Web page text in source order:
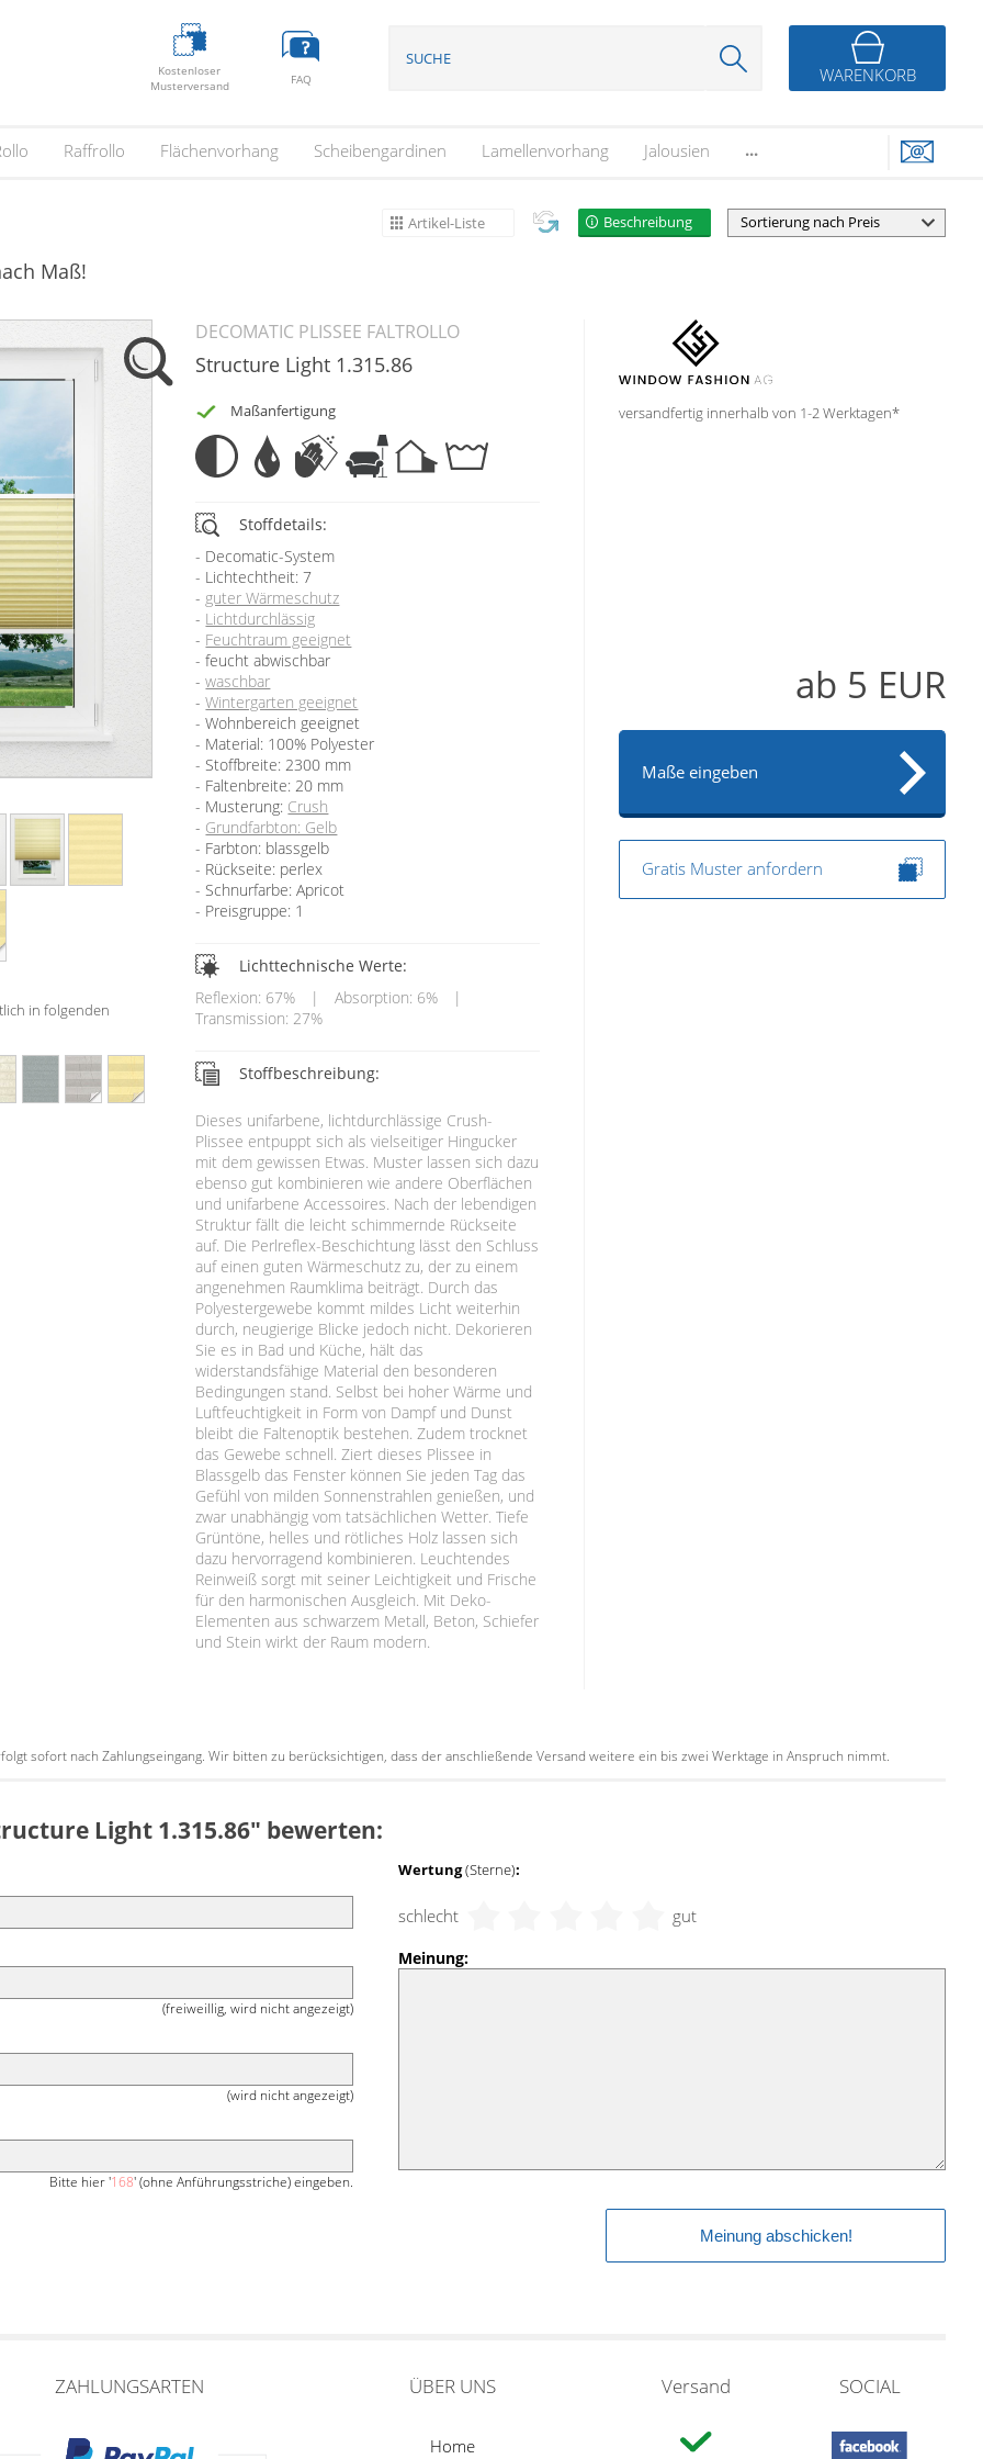
Kostenloser
Musterversand
FAQ WARENKORB
Raffrollo Flächenvorhang Scheibengardinen Lamellenvorhang Jalousien ...
Artikel-Liste Beschreibung
Maß!
in folgenden
DECOMATIC PLISSEE FALTROLLO
Structure Light 1.315.86
Maßanfertigung
Stoffdetails:
Decomatic-System
Lichtechtheit: 7
guter Wärmeschutz
Lichtdurchlässig
Feuchtraum geeignet
feucht abwischbar
waschbar
Wintergarten geeignet
Wohnbereich geeignet
Material: 100% Polyester
Stoffbreite: 2300 mm
Faltenbreite: 20 mm
Musterung: Crush
Grundfarbton: Gelb
Farbton: blassgelb
Rückseite: perlex
Schnurfarbe: Apricot
Preisgruppe: 1
Lichttechnische Werte:
Reflexion: 67%
| Absorption: 6%
|
Transmission: 27%
Stoffbeschreibung:
Dieses unifarbene, lichtdurchlässige Crush-
Plissee entpuppt sich als vielseitiger Hingucker
mit dem gewissen Etwas. Muster lassen sich dazu
ebenso gut kombinieren wie andere Oberflächen
und unifarbene Accessoires. Nach der lebendigen
Struktur fällt die leicht schimmernde Rückseite
auf. Die Perlreflex-Beschichtung lässt den Schluss
auf einen guten Wärmeschutz zu, der zu einem
angenehmen Raumklima beiträgt. Durch das
Polyestergewebe kommt mildes Licht weiterhin
durch, neugierige Blicke jedoch nicht. Dekorieren
Sie es in Bad und Küche, hält das
widerstandsfähige Material den besonderen
Bedingungen stand. Selbst bei hoher Wärme und
Luftfeuchtigkeit in Form von Dampf und Dunst
bleibt die Faltenoptik bestehen. Zudem trocknet
das Gewebe schnell. Ziert dieses Plissee in
Blassgelb das Fenster können Sie jeden Tag das
Gefühl von milden Sonnenstrahlen genießen, und
zwar unabhängig vom tatsächlichen Wetter. Tiefe
Grüntöne, helles und rötliches Holz lassen sich
dazu hervorragend kombinieren. Leuchtendes
Reinweiß sorgt mit seiner Leichtigkeit und Frische
für den harmonischen Ausgleich. Mit Deko-
Elementen aus schwarzem Metall, Beton, Schiefer
und Stein wirkt der Raum modern.
versandfertig innerhalb von 1-2 Werktagen*
ab 5 EUR
Maße eingeben
Gratis Muster anfordern
sofort nach Zahlungseingang. Wir bitten zu berücksichtigen, dass der anschließende Versand weitere ein bis zwei Werktage in Anspruch nimmt.
Light 1.315.86" bewerten:
(freiweillig, wird nicht angezeigt)
(wird nicht angezeigt)
Bitte hier '168' (ohne Anführungsstriche) eingeben.
Wertung(Sterne):
schlecht gut
Meinung:
ZAHLUNGSARTEN ÜBER UNS
Home
Versand SOCIAL